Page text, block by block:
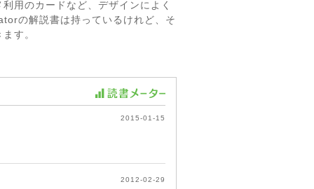
用のカードなど、デザインによく
の解説書は持っているけれど、そ
す。
2015-01-15
2012-02-29